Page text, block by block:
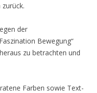
der
Bewegung“
zu betrachten und
Farben sowie Text-